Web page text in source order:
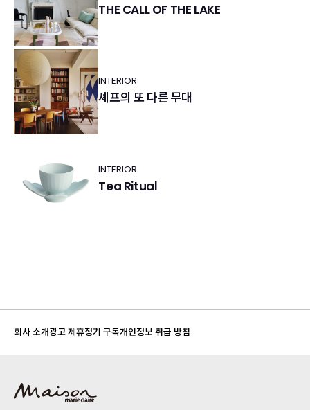
THE CALL OF THE LAKE
INTERIOR
셰프의 또 다른 무대
INTERIOR
Tea Ritual
회사 소개광고 제휴정기 구독개인정보 취급 방침